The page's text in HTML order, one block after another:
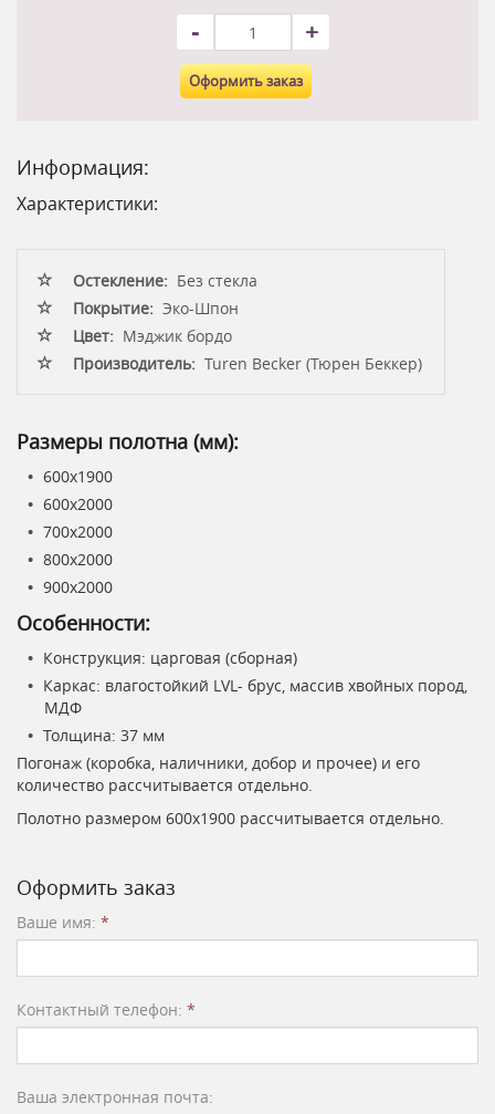
- +
Оформить заказ
Информация:
Характеристики:
Остекление: Без стекла
Покрытие: Эко-Шпон
Цвет: Мэджик бордо
Производитель: Turen Becker (Тюрен Беккер)
Размеры полотна (мм):
600х1900
600x2000
700x2000
800x2000
900x2000
Особенности:
Конструкция: царговая (сборная)
Каркас: влагостойкий LVL- брус, массив хвойных пород,
МДФ
Толщина: 37 мм
Погонаж (коробка, наличники, добор и прочее) и его
количество рассчитывается отдельно.
Полотно размером 600х1900 рассчитывается отдельно.
Оформить заказ
Ваше имя: *
Контактный телефон: *
Ваша электронная почта: